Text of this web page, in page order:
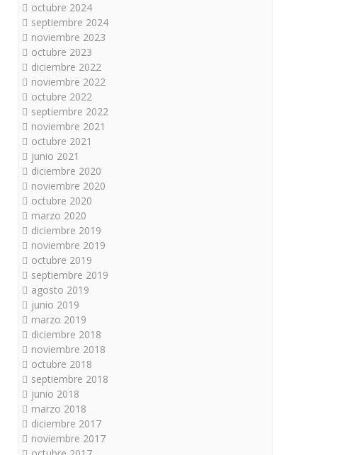
octubre 2024
septiembre 2024
noviembre 2023
octubre 2023
diciembre 2022
noviembre 2022
octubre 2022
septiembre 2022
noviembre 2021
octubre 2021
junio 2021
diciembre 2020
noviembre 2020
octubre 2020
marzo 2020
diciembre 2019
noviembre 2019
octubre 2019
septiembre 2019
agosto 2019
junio 2019
marzo 2019
diciembre 2018
noviembre 2018
octubre 2018
septiembre 2018
junio 2018
marzo 2018
diciembre 2017
noviembre 2017